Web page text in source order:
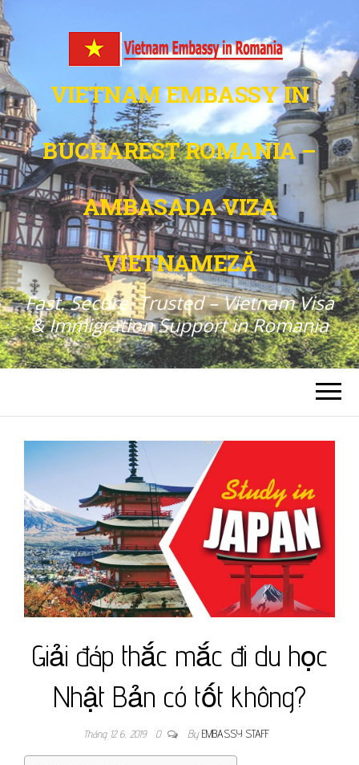
VIETNAM EMBASSY IN
BUCHAREST ROMANIA –
AMBASADA VIZA
VIETNAMEZĂ
Fast. Secure. Trusted – Vietnam Visa
& Immigration Support in Romania
Giải đáp thắc mắc đi du học
Nhật Bản có tốt không?
Tháng 12 6, 2019 0 By EMBASSY STAFF